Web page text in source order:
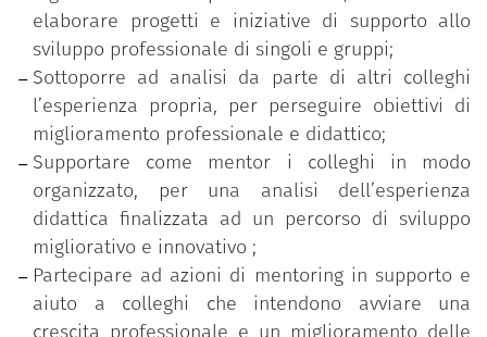
gli aspiranti in base al possesso di titoli formativi e
alla realizzazione di progetti didattici innovativi e di
qualità.
Il percorso progettuale richiede ai partecipanti un
impegno attivo su quattro fasi fra loro strettamente
interconnesse:
una fase di formazione iniziale sulle tematiche
del mentoring con interventi d’aula e workshop
volti a sensibilizzare e preparare i partecipanti
all’azione di supporto dei pari e di
accompagnamento allo sviluppo;
elaborare progetti e iniziative di supporto allo
sviluppo professionale di singoli e gruppi;
Sottoporre ad analisi da parte di altri colleghi
l’esperienza propria, per perseguire obiettivi di
miglioramento professionale e didattico;
Supportare come mentor i colleghi in modo
organizzato, per una analisi dell’esperienza
didattica finalizzata ad un percorso di sviluppo
migliorativo e innovativo ;
Partecipare ad azioni di mentoring in supporto e
aiuto a colleghi che intendono avviare una
crescita professionale e un miglioramento delle